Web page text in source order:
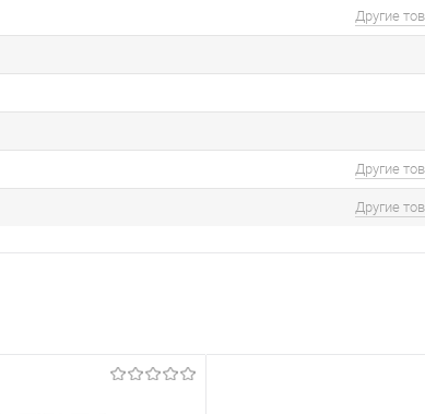
Другие
Другие
Другие